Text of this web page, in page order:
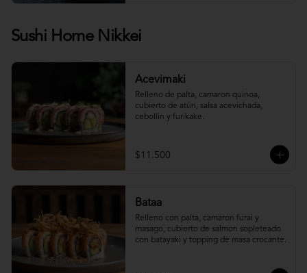
Sushi Home Nikkei
Acevimaki
Relleno de palta, camaron quinoa,
cubierto de atún, salsa acevichada,
cebollin y furikake.
$11.500
Bataa
Relleno con palta, camaron furai y
masago, cubierto de salmon sopleteado
con batayaki y topping de masa crocante.